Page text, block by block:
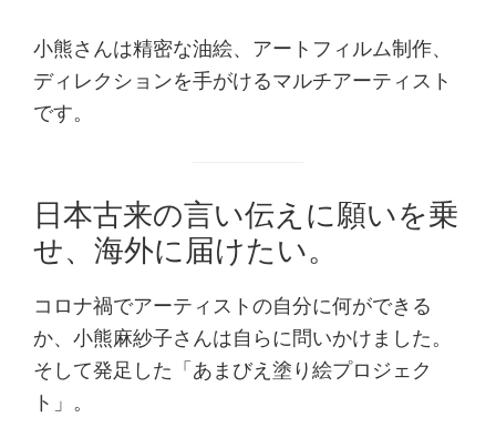
小熊さんは精密な油絵、アートフィルム制作、
ディレクションを手がけるマルチアーティスト
です。
日本古来の言い伝えに願いを乗
せ、海外に届けたい。
コロナ禍でアーティストの自分に何ができる
か、小熊麻紗子さんは自らに問いかけました。
そして発足した「あまびえ塗り絵プロジェク
ト」。